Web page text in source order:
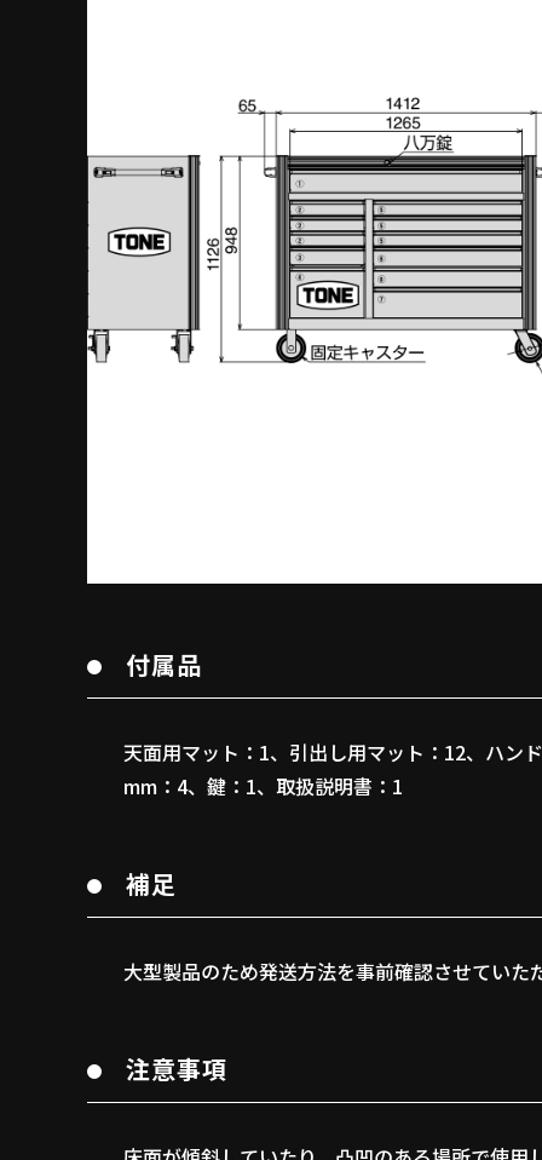
付属品
天面用マット：1、引出し用マット：12、ハ
mm：4、鍵：1、取扱説明書：1
補足
大型製品のため発送方法を事前確認させていた
注意事項